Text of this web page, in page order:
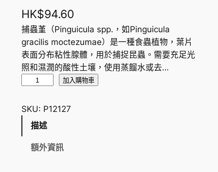
HK$94.60
捕蟲堇（Pinguicula spp.，如Pinguicula
gracilis moctezumae）是一種食蟲植物，葉片
表面分布粘性腺體，用於捕捉昆蟲。需要充足光
照和濕潤的酸性土壤，使用蒸餾水或去…
堇
P
加入購物車
SKU: P12127
描述
額外資訊